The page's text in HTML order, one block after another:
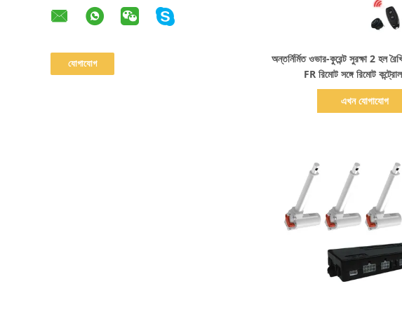
অন্তর্নির্মিত ওভার-কুরেন্ট সুরক্ষা 2
FR রিমোট সঙ্গে রিমোট
এখন যোগাযোগ